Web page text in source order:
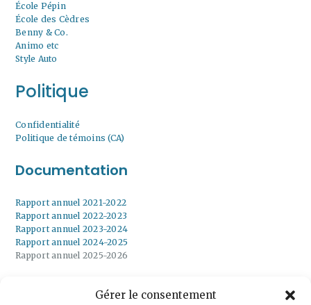
Gérer le consentement
École Pépin
École des Cèdres
Benny & Co.
Animo etc
Style Auto
Politique
Confidentialité
Politique de témoins (CA)
Documentation
Rapport annuel 2021-2022
Rapport annuel 2022-2023
Rapport annuel 2023-2024
Rapport annuel 2024-2025
Rapport annuel 2025-2026